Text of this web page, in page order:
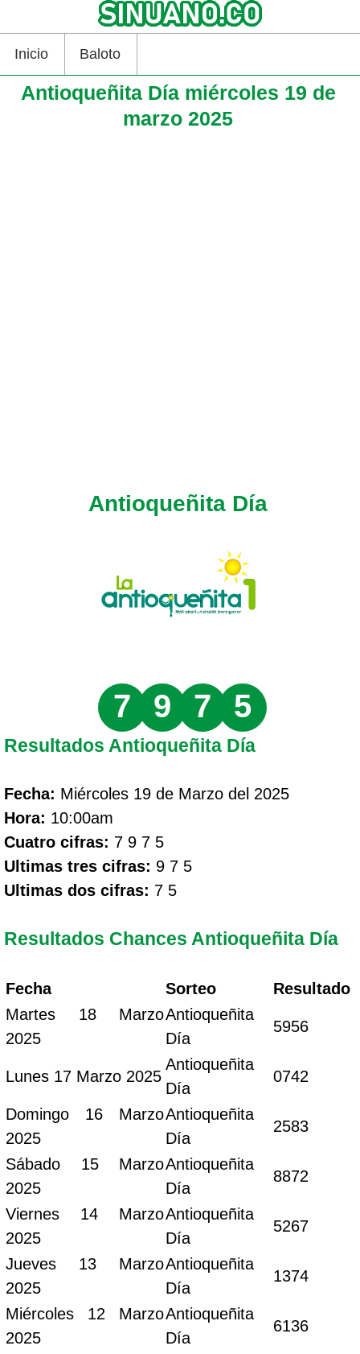
Inicio Baloto
Antioqueñita Día miércoles 19 de
marzo 2025
Antioqueñita Día
7 9 7 5
Resultados Antioqueñita Día
Fecha: Miércoles 19 de Marzo del 2025
Hora: 10:00am
Cuatro cifras: 7 9 7 5
Ultimas tres cifras: 9 7 5
Ultimas dos cifras: 7 5
Resultados Chances Antioqueñita Día
Fecha Sorteo
Resultado
Martes 18 Marzo
2025
Antioqueñita
Día
5956
Lunes 17 Marzo 2025
Antioqueñita
Día
0742
Domingo 16 Marzo
2025
Antioqueñita
Día
2583
Sábado 15 Marzo
2025
Antioqueñita
Día
8872
Viernes 14 Marzo
2025
Antioqueñita
Día
5267
Jueves 13 Marzo
2025
Antioqueñita
Día
1374
Miércoles 12 Marzo
2025
Antioqueñita
Día
6136